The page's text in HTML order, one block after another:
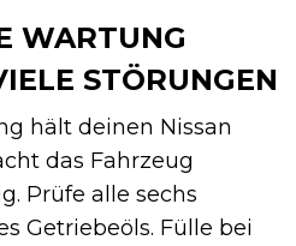
WARTUNG
STÖRUNGEN
hält deinen Nissan
das Fahrzeug
Prüfe alle sechs
Getriebeöls. Fülle bei